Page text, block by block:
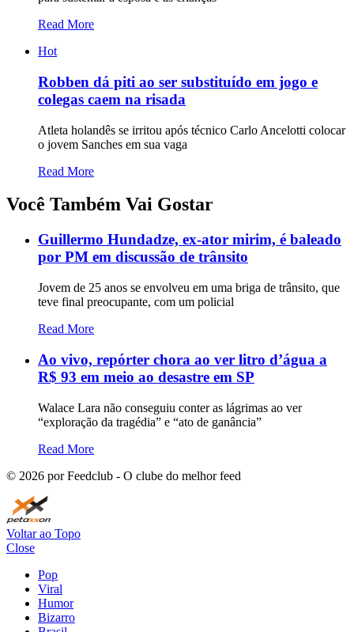
Read More
Hot
Robben dá piti ao ser substituído em jogo e
colegas caem na risada
Atleta holandês se irritou após técnico Carlo Ancelotti colocar
o jovem Sanches em sua vaga
Read More
Você Também Vai Gostar
Guillermo Hundadze, ex-ator mirim, é baleado
por PM em discussão de trânsito
Jovem de 25 anos se envolveu em uma briga de trânsito, que
teve final preocupante, com um policial
Read More
Ao vivo, repórter chora ao ver litro d’água a
R$ 93 em meio ao desastre em SP
Walace Lara não conseguiu conter as lágrimas ao ver
“exploração da tragédia” e “ato de ganância”
Read More
© 2026 por Feedclub - O clube do melhor feed
Voltar ao Topo
Close
Pop
Viral
Humor
Bizarro